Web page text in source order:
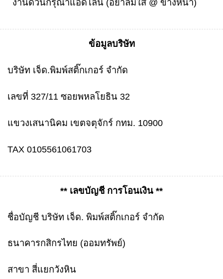
งานด่วนกรุณาแอดไลน์ (อย่าลืมใส่ @ ข้างหน้า)
ข้อมูลบริษัท
บริษัท เจ็ด.พิมพ์สติ๊กเกอร์ จำกัด
เลขที่ 327/11 ซอยพหลโยธิน 32
แขวงเสนานิคม เขตจตุจักร์ กทม. 10900
TAX 0105561061703
** เลขบัญชี การโอนเงิน **
ชื่อบัญชี บริษัท เจ็ด. พิมพ์สติ๊กเกอร์ จำกัด
ธนาคารกสิกรไทย (ออมทรัพย์)
สาขา สี่แยกวังหิน